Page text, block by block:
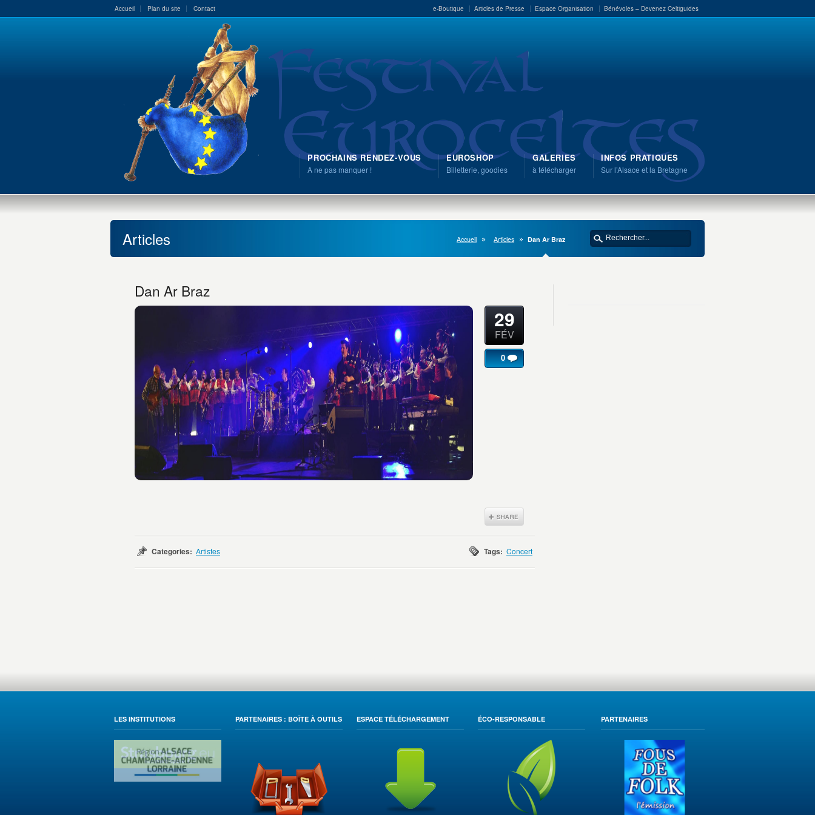
Accueil Plan du site Contact e-Boutique Articles de Presse Espace Organisation Bénévoles – Devenez Celtiguides
PROCHAINS RENDEZ-VOUS
A ne pas manquer !
EUROSHOP
Billetterie, goodies
GALERIES
à télécharger
INFOS PRATIQUES
Sur l’Alsace et la Bretagne
Articles Accueil Articles Dan Ar Braz
Dan Ar Braz
29
FÉV
0
Categories: Artistes Tags: Concert
LES INSTITUTIONS PARTENAIRES : BOÎTE À OUTILS ESPACE TÉLÉCHARGEMENT ÉCO-RESPONSABLE PARTENAIRES